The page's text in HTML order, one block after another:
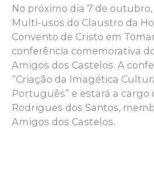
No próximo dia 7 de
Multi-usos do Claustro da
Convento de Cristo em
conferência comemorativa
Amigos dos Castelos. A
“Criação da Imagética
Português” e estará a
Rodrigues dos Santos,
Amigos dos Castelos.